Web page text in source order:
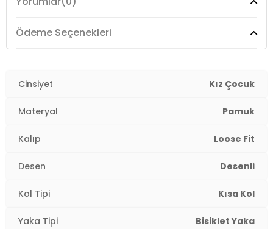
Boy:Standart
Kalıp Bilgisi:Loose Fit
Menşei:
Ödeme Seçenekleri
Cinsiyet Kız Çocuk
Materyal Pamuk
Kalıp Loose Fit
Desen Desenli
Kol Tipi Kısa Kol
Yaka Tipi Bisiklet Yaka